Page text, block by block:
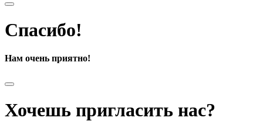
Спасибо!
Нам очень приятно!
Хочешь пригласить нас?